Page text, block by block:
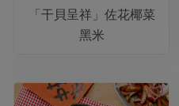
美妝保養
防災用品
年菜食譜
2024農業發展計畫年度報告
更多議題活動
傳到心坎裡，誠心又澎派
生活者e週報
社務專區
最新消息
「干貝呈祥」佐花椰菜
黑米